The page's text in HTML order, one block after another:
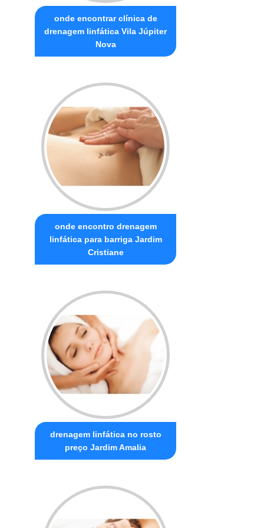
onde encontrar clínica de
drenagem linfática Vila Júpiter
Nova
onde encontro drenagem
linfática para barriga Jardim
Cristiane
drenagem linfática no rosto
preço Jardim Amalia